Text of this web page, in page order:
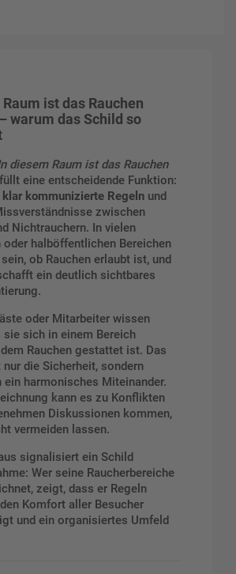
ist das Rauchen
warum das Schild so
diesem Raum ist das Rauchen
eine entscheidende Funktion:
klar kommunizierte Regeln und
zwischen
Nichtrauchern. In vielen
halböffentlichen Bereichen
ob Rauchen erlaubt ist, und
ein deutlich sichtbares
oder Mitarbeiter wissen
sich in einem Bereich
Rauchen gestattet ist. Das
die Sicherheit, sondern
ein harmonisches Miteinander.
kann es zu Konflikten
Diskussionen kommen,
vermeiden lassen.
signalisiert ein Schild
Wer seine Raucherbereiche
zeigt, dass er Regeln
Komfort aller Besucher
und ein organisiertes Umfeld